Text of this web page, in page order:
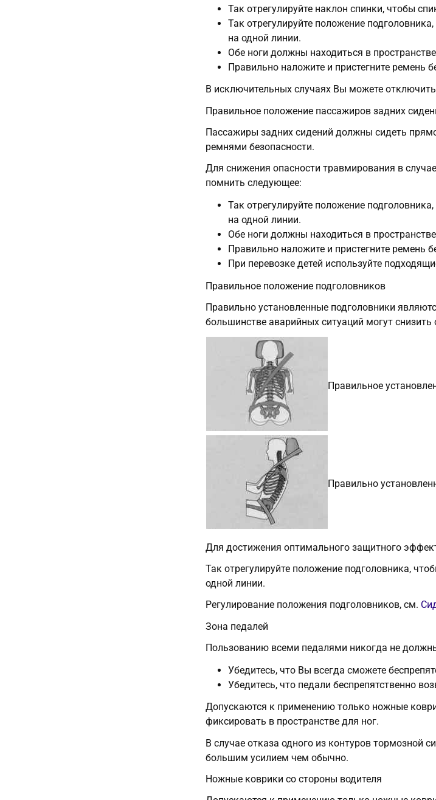
Так отрегулируйте наклон спинки, чтобы
Так отрегулируйте положение
на одной линии.
Обе ноги должны находиться в
Правильно наложите и пристегните ремень
В исключительных случаях Вы можете
Правильное положение пассажиров задних
Пассажиры задних сидений должны сидеть
ремнями безопасности.
Для снижения опасности травмирования в
помнить следующее:
Так отрегулируйте положение
на одной линии.
Обе ноги должны находиться в
Правильно наложите и пристегните ремень
При перевозке детей используйте
Правильное положение подголовников
Правильно установленные подголовники
большинстве аварийных ситуаций могут
Правильное
Правильно
Для достижения оптимального защитного
Так отрегулируйте положение подголовника,
одной линии.
Регулирование положения подголовников, см.
Зона педалей
Пользованию всеми педалями никогда не
Убедитесь, что Вы всегда сможете
Убедитесь, что педали беспрепятственно
Допускаются к применению только ножные
фиксировать в пространстве для ног.
В случае отказа одного из контуров тормозной
большим усилием чем обычно.
Ножные коврики со стороны водителя